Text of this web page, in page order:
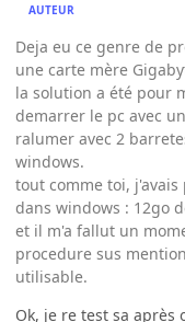
AUTEUR
Deja eu ce genre de
une carte mère
la solution a été pour
demarrer le pc avec
ralumer avec 2
windows.
tout comme toi,
dans windows : 12go
et il m'a fallut un
procedure sus
utilisable.
Ok, je re test sa après